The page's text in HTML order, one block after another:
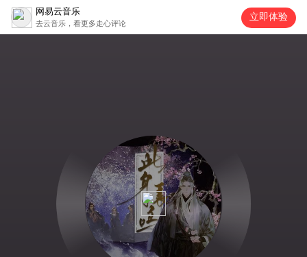
网易云音乐
去云音乐，看更多走心评论
立即体验